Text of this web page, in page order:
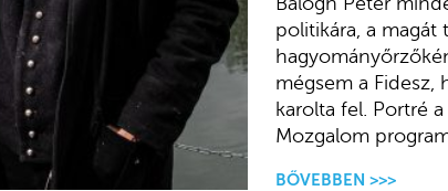
politikára, a magát
mégsem a Fidesz,
karolta fel. Portré
Mozgalom
BŐVEBBEN >>>